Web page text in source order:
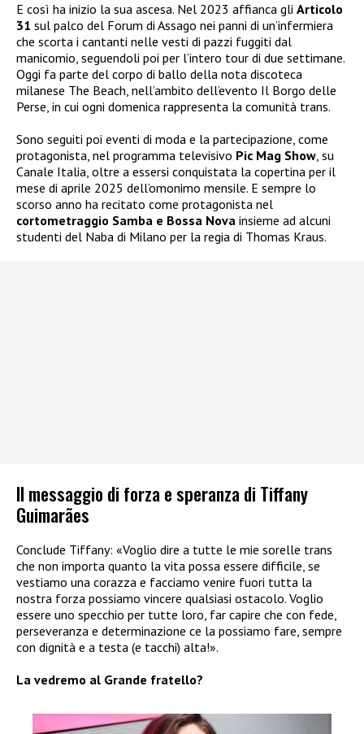
E così ha inizio la sua ascesa. Nel 2023 affianca gli Articolo
31 sul palco del Forum di Assago nei panni di un’infermiera
che scorta i cantanti nelle vesti di pazzi fuggiti dal
manicomio, seguendoli poi per l’intero tour di due settimane.
Oggi fa parte del corpo di ballo della nota discoteca
milanese The Beach, nell’ambito dell’evento Il Borgo delle
Perse, in cui ogni domenica rappresenta la comunità trans.
Sono seguiti poi eventi di moda e la partecipazione, come
protagonista, nel programma televisivo Pic Mag Show, su
Canale Italia, oltre a essersi conquistata la copertina per il
mese di aprile 2025 dell’omonimo mensile. E sempre lo
scorso anno ha recitato come protagonista nel
cortometraggio Samba e Bossa Nova insieme ad alcuni
studenti del Naba di Milano per la regia di Thomas Kraus.
Il messaggio di forza e speranza di Tiffany
Guimarães
Conclude Tiffany: «Voglio dire a tutte le mie sorelle trans
che non importa quanto la vita possa essere difficile, se
vestiamo una corazza e facciamo venire fuori tutta la
nostra forza possiamo vincere qualsiasi ostacolo. Voglio
essere uno specchio per tutte loro, far capire che con fede,
perseveranza e determinazione ce la possiamo fare, sempre
con dignità e a testa (e tacchi) alta!».
La vedremo al Grande fratello?